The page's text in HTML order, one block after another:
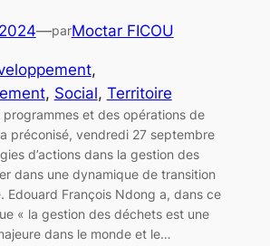
—parMoctar FICOU
, Social, Territoire
programmes et des opérations de
préconisé, vendredi 27 septembre
d’actions dans la gestion des
dans une dynamique de transition
Edouard François Ndong a, dans ce
« la gestion des déchets est une
dans le monde et le…